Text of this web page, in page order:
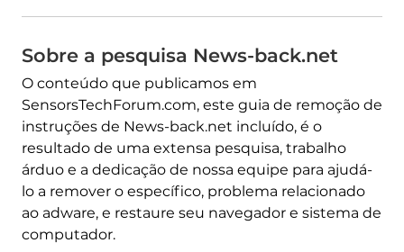
Sobre a pesquisa News-back.net
O conteúdo que publicamos em
SensorsTechForum.com, este guia de remoção de
instruções de News-back.net incluído, é o
resultado de uma extensa pesquisa, trabalho
árduo e a dedicação de nossa equipe para ajudá-
lo a remover o específico, problema relacionado
ao adware, e restaure seu navegador e sistema de
computador.